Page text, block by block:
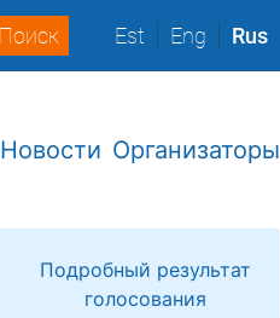
Est Eng Rus
Новости Организаторы
Подробный результат
голосования